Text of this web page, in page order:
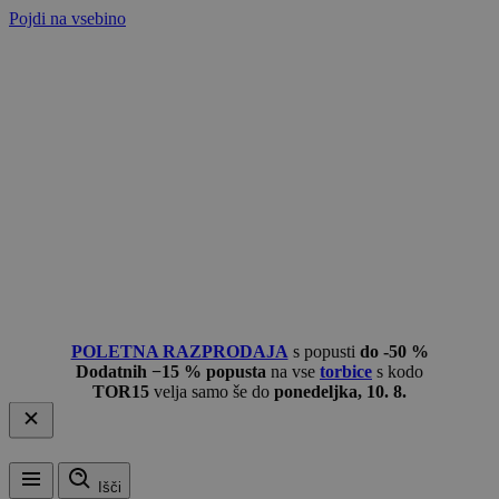
Pojdi na vsebino
POLETNA RAZPRODAJA s popusti do -50 %
Dodatnih −15 % popusta na vse torbice s kodo
TOR15 velja samo še do ponedeljka, 10. 8.
Išči